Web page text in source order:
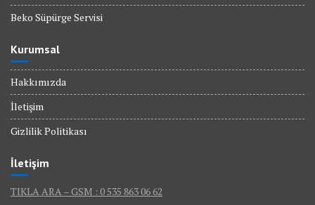
Beko Süpürge Servisi
Kurumsal
Hakkımızda
İletişim
Gizlilik Politikası
İletişim
TIKLA ARA – GSM : 0 535 863 06 62